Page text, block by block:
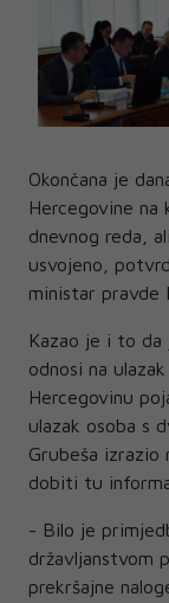
Okončana je
Hercegovine
dnevnog reda,
usvojeno,
ministar pravde
Kazao je i to da
odnosi na
Hercegovinu
ulazak osoba s
Grubeša izrazio
dobiti tu
- Bilo je
državljanstvom
prekršajne